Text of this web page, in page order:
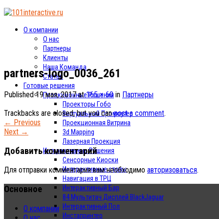
О компании
О нас
Партнеры
Клиенты
Наша Команда
Статьи
Готовые решения
Проекционные Решения
Проекторы Гобо
Виртуальный Промоутер
Проекционная Витрина
3d Mapping
Лазерная Проекция
Интерактивные Решения
Сенсорные Киоски
Интерактивные столы
Навигация в ТРЦ
Интерактивный Бар
84 Мультитач Дисплей BlackJaguar
Интерактивный Пол
Инстапринтер
partners-logo_0036_261
Published19 мая, 2017at165 × 60 in Партнеры
Trackbacks are closed, but you canpost a comment.
← Previous
Next →
Добавить комментарий
Для отправки комментария вам необходимо авторизоваться.
Основное
О компании